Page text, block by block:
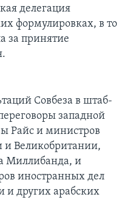
делегация
формулировках, в то
за принятие
Совбеза в штаб-
западной
Райс и министров
Великобритании,
Миллибанда, и
иностранных дел
и других арабских